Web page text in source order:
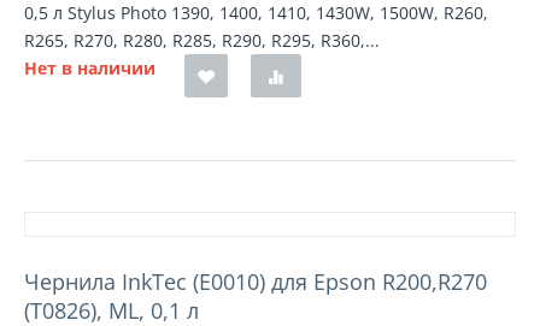
0,5 л Stylus Photo 1390, 1400, 1410, 1430W, 1500W, R260,
R265, R270, R280, R285, R290, R295, R360,...
Нет в наличии
Чернила InkTec (E0010) для Epson R200,R270
(T0826), ML, 0,1 л